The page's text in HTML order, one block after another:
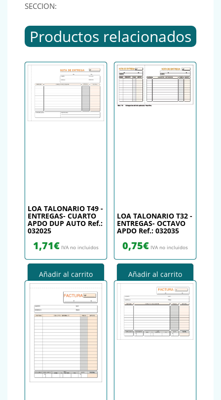
SECCION:
Productos relacionados
LOA TALONARIO T49 -
ENTREGAS- CUARTO
APDO DUP AUTO Ref.:
032025
1,71€ IVA no incluidos
Añadir al carrito
LOA TALONARIO T32 -
ENTREGAS- OCTAVO
APDO Ref.: 032035
0,75€ IVA no incluidos
Añadir al carrito